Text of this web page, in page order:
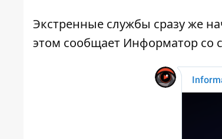
Экстренные службы сразу же
этом сообщает Информатор со